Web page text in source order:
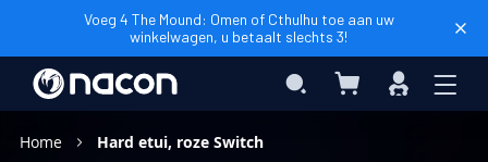
Voeg 4 The Mound: Omen of Cthulhu toe aan uw
winkelwagen, u betaalt slechts 3!
Search Winkelwagen
Inloggen
Home Hard etui, roze Switch